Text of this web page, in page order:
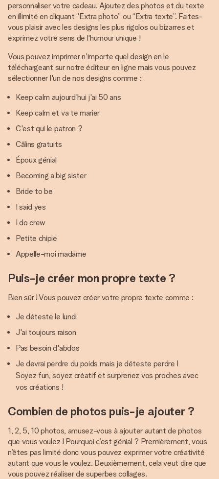
personnaliser votre cadeau. Ajoutez des photos et du texte
en illimité en cliquant “Extra photo” ou “Extra texte”. Faites-
vous plaisir avec les designs les plus rigolos ou bizarres et
exprimez votre sens de l'humour unique !
Vous pouvez imprimer n'importe quel design en le
téléchargeant sur notre éditeur en ligne mais vous pouvez
sélectionner l'un de nos designs comme :
Keep calm aujourd'hui j'ai 50 ans
Keep calm et va te marier
C'est qui le patron ?
Câlins gratuits
Époux génial
Becoming a big sister
Bride to be
I said yes
I do crew
Petite chipie
Appelle-moi madame
Puis-je créer mon propre texte ?
Bien sûr ! Vous pouvez créer votre propre texte comme :
Je déteste le lundi
J'ai toujours raison
Pas besoin d'abdos
Je devrai perdre du poids mais je déteste perdre !
Soyez fun, soyez créatif et surprenez vos proches avec
vos créations !
Combien de photos puis-je ajouter ?
1, 2, 5, 10 photos, amusez-vous à ajouter autant de photos
que vous voulez ! Pourquoi c’est génial ? Premièrement, vous
n’êtes pas limité donc vous pouvez exprimer votre créativité
autant que vous le voulez. Deuxièmement, cela veut dire que
vous pouvez réaliser de superbes collages.